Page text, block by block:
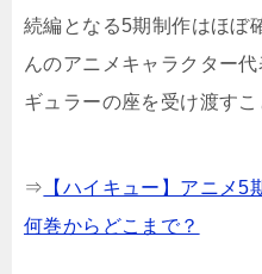
続編となる5期制作はほぼ
んのアニメキャラクター
ギュラーの座を受け渡すこ
⇒ 【ハイキュー】アニメ
何巻からどこまで？